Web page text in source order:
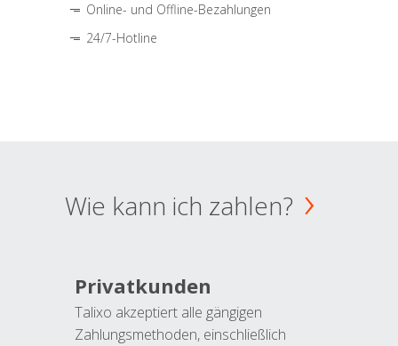
Online- und Offline-Bezahlungen
24/7-Hotline
Wie kann ich zahlen?
Privatkunden
Talixo akzeptiert alle gängigen
Zahlungsmethoden, einschließlich